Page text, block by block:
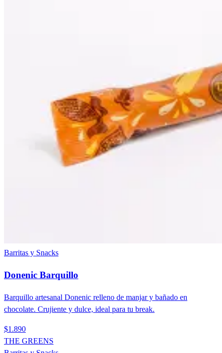
Barritas y Snacks
Donenic Barquillo
Barquillo artesanal Donenic relleno de manjar y bañado en
chocolate. Crujiente y dulce, ideal para tu break.
$1.890
THE GREENS